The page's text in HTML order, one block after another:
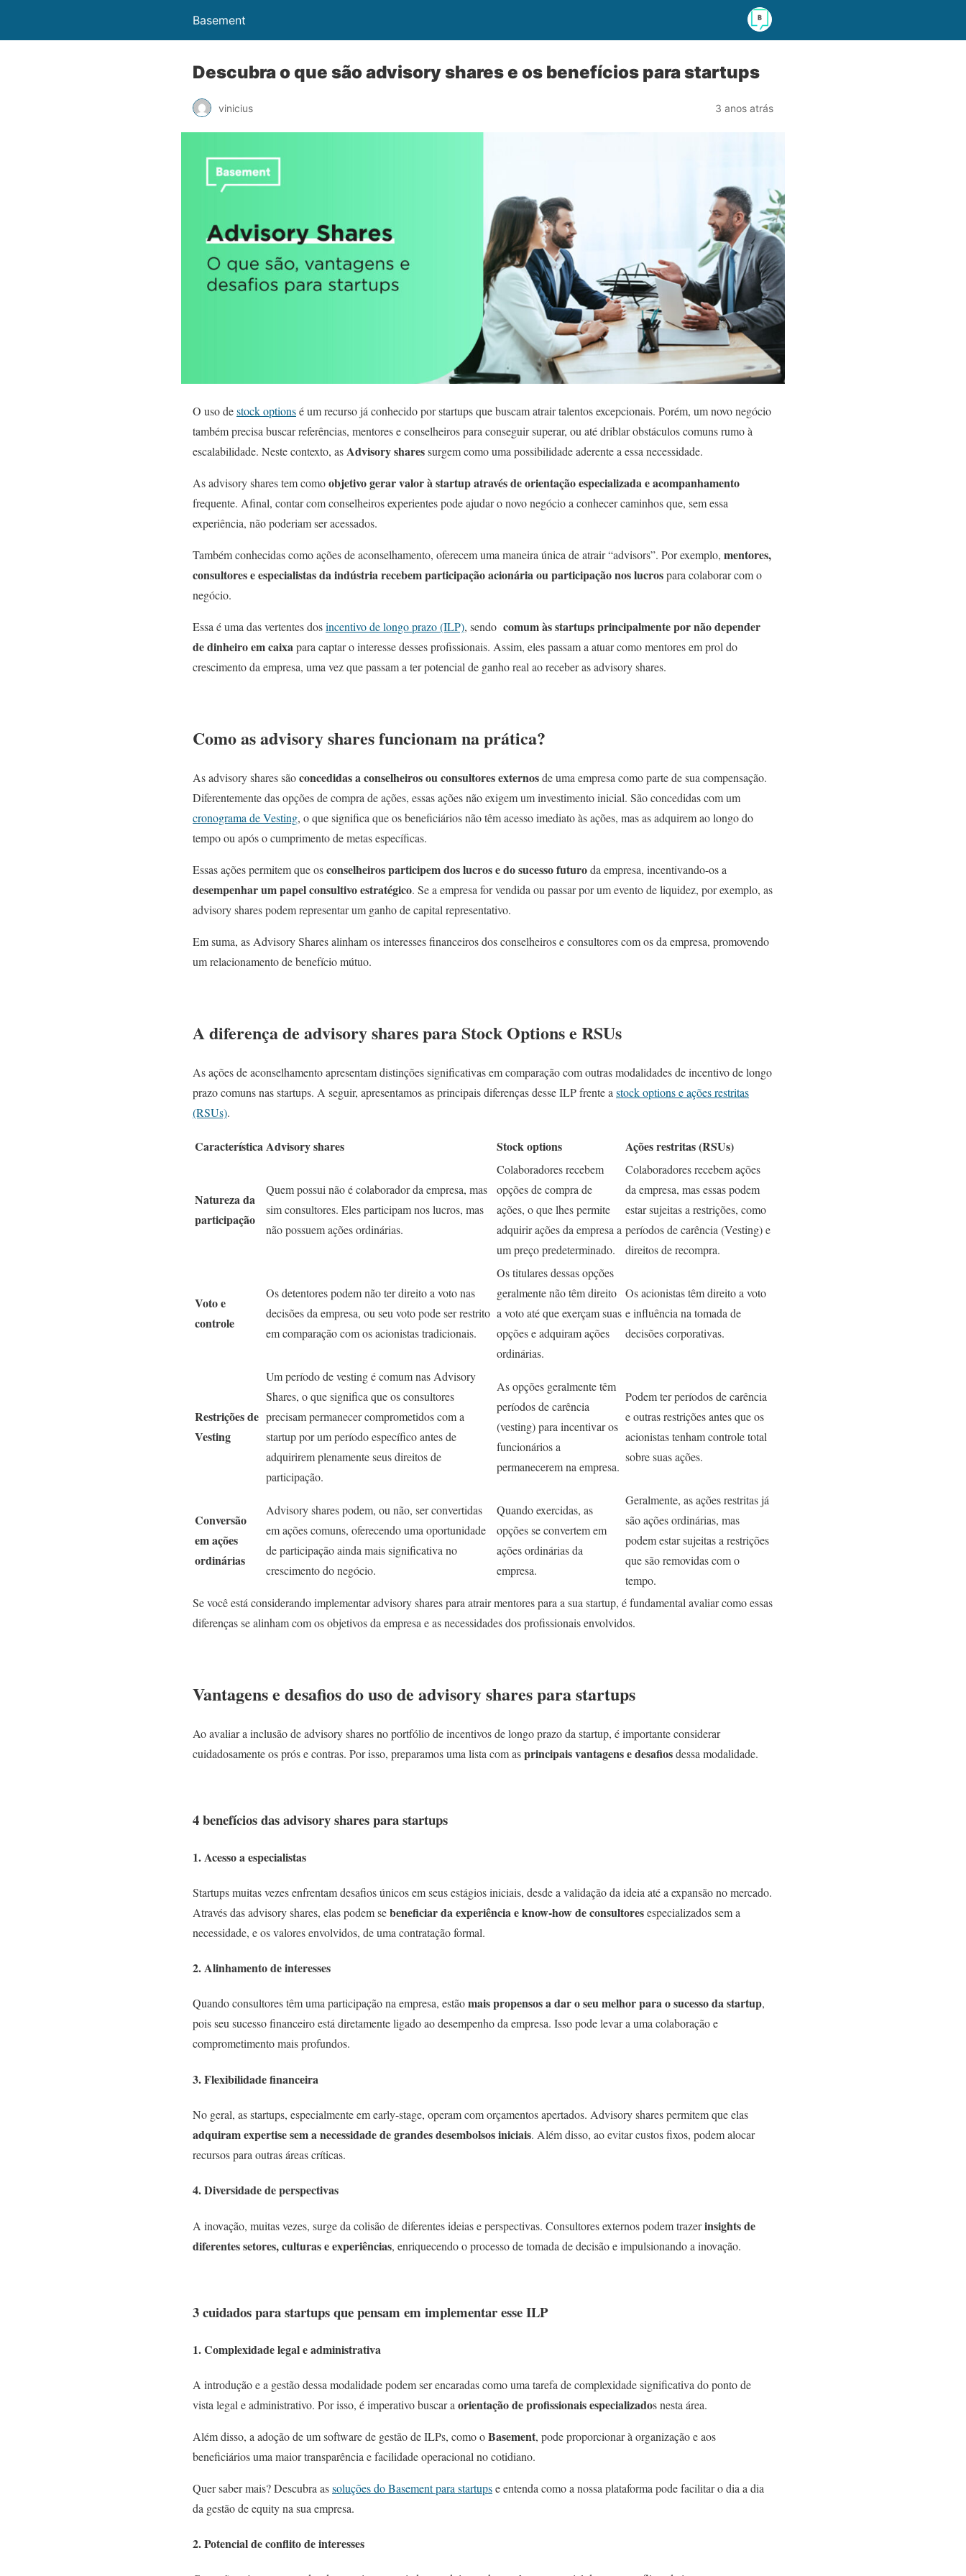
Basement
Descubra o que são advisory shares e os benefícios para startups
vinicius 3 anos atrás
O uso destock optionsé um recurso já conhecido por startups que buscam atrair talentos excepcionais. Porém, um novo negócio
também precisa buscar referências, mentores e conselheiros para conseguir superar, ou até driblar obstáculos comuns rumo à
escalabilidade. Neste contexto, asAdvisory sharessurgem como uma possibilidade aderente a essa necessidade.
As advisory shares tem comoobjetivo gerar valor à startup através de orientação especializada e acompanhamento
frequente. Afinal, contar com conselheiros experientes pode ajudar o novo negócio a conhecer caminhos que, sem essa
experiência, não poderiam ser acessados.
Também conhecidas como ações de aconselhamento, oferecem uma maneira única de atrair “advisors”. Por exemplo, mentores,
consultores e especialistas da indústria recebem participação acionária ou participação nos lucrospara colaborar com o
negócio.
Essa é uma das vertentes dosincentivo de longo prazo (ILP), sendo comum às startups principalmente por não depender
de dinheiro em caixapara captar o interesse desses profissionais. Assim, eles passam a atuar como mentores em prol do
crescimento da empresa, uma vez que passam a ter potencial de ganho real ao receber as advisory shares.
Como as advisory shares funcionam na prática?
As advisory shares sãoconcedidas a conselheiros ou consultores externosde uma empresa como parte de sua compensação.
Diferentemente das opções de compra de ações, essas ações não exigem um investimento inicial. São concedidas com um
cronograma de Vesting, o que significa que os beneficiários não têm acesso imediato às ações, mas as adquirem ao longo do
tempo ou após o cumprimento de metas específicas.
Essas ações permitem que osconselheiros participem dos lucros e do sucesso futuroda empresa, incentivando-os a
desempenhar um papel consultivo estratégico. Se a empresa for vendida ou passar por um evento de liquidez, por exemplo, as
advisory shares podem representar um ganho de capital representativo.
Em suma, as Advisory Shares alinham os interesses financeiros dos conselheiros e consultores com os da empresa, promovendo
um relacionamento de benefício mútuo.
A diferença de advisory shares para Stock Options e RSUs
As ações de aconselhamento apresentam distinções significativas em comparação com outras modalidades de incentivo de longo
prazo comuns nas startups. A seguir, apresentamos as principais diferenças desse ILP frente a stock options e ações restritas
(RSUs).
CaracterísticaAdvisory shares Stock options Ações restritas (RSUs)
Natureza da
participação
Quem possui não é colaborador da empresa, mas
sim consultores. Eles participam nos lucros, mas
não possuem ações ordinárias.
Colaboradores recebem
opções de compra de
ações, o que lhes permite
adquirir ações da empresa a
um preço predeterminado.
Colaboradores recebem ações
da empresa, mas essas podem
estar sujeitas a restrições, como
períodos de carência (Vesting) e
direitos de recompra.
Voto e
controle
Os detentores podem não ter direito a voto nas
decisões da empresa, ou seu voto pode ser restrito
em comparação com os acionistas tradicionais.
Os titulares dessas opções
geralmente não têm direito
a voto até que exerçam suas
opções e adquiram ações
ordinárias.
Os acionistas têm direito a voto
e influência na tomada de
decisões corporativas.
Restrições de
Vesting
Um período de vesting é comum nas Advisory
Shares, o que significa que os consultores
precisam permanecer comprometidos com a
startup por um período específico antes de
adquirirem plenamente seus direitos de
participação.
As opções geralmente têm
períodos de carência
(vesting) para incentivar os
funcionários a
permanecerem na empresa.
Podem ter períodos de carência
e outras restrições antes que os
acionistas tenham controle total
sobre suas ações.
Conversão
em ações
ordinárias
Advisory shares podem, ou não, ser convertidas
em ações comuns, oferecendo uma oportunidade
de participação ainda mais significativa no
crescimento do negócio.
Quando exercidas, as
opções se convertem em
ações ordinárias da
empresa.
Geralmente, as ações restritas já
são ações ordinárias, mas
podem estar sujeitas a restrições
que são removidas com o
tempo.
Se você está considerando implementar advisory shares para atrair mentores para a sua startup, é fundamental avaliar como essas
diferenças se alinham com os objetivos da empresa e as necessidades dos profissionais envolvidos.
Vantagens e desafios do uso de advisory shares para startups
Ao avaliar a inclusão de advisory shares no portfólio de incentivos de longo prazo da startup, é importante considerar
cuidadosamente os prós e contras. Por isso, preparamos uma lista com asprincipais vantagens e desafiosdessa modalidade.
4 benefícios das advisory shares para startups
1. Acesso a especialistas
Startups muitas vezes enfrentam desafios únicos em seus estágios iniciais, desde a validação da ideia até a expansão no mercado.
Através das advisory shares, elas podem sebeneficiar da experiência e know-how de consultoresespecializados sem a
necessidade, e os valores envolvidos, de uma contratação formal.
2. Alinhamento de interesses
Quando consultores têm uma participação na empresa, estãomais propensos a dar o seu melhor para o sucesso da startup,
pois seu sucesso financeiro está diretamente ligado ao desempenho da empresa. Isso pode levar a uma colaboração e
comprometimento mais profundos.
3. Flexibilidade financeira
No geral, as startups, especialmente em early-stage, operam com orçamentos apertados. Advisory shares permitem que elas
adquiram expertise sem a necessidade de grandes desembolsos iniciais. Além disso, ao evitar custos fixos, podem alocar
recursos para outras áreas críticas.
4. Diversidade de perspectivas
A inovação, muitas vezes, surge da colisão de diferentes ideias e perspectivas. Consultores externos podem trazerinsights de
diferentes setores, culturas e experiências, enriquecendo o processo de tomada de decisão e impulsionando a inovação.
3 cuidados para startups que pensam em implementar esse ILP
1. Complexidade legal e administrativa
A introdução e a gestão dessa modalidade podem ser encaradas como uma tarefa de complexidade significativa do ponto de
vista legal e administrativo. Por isso, é imperativo buscar a orientação de profissionais especializados nesta área.
Além disso, a adoção de um software de gestão de ILPs, como oBasement, pode proporcionar à organização e aos
beneficiários uma maior transparência e facilidade operacional no cotidiano.
Quer saber mais? Descubra assoluções do Basement para startupse entenda como a nossa plataforma pode facilitar o dia a dia
da gestão de equity na sua empresa.
2. Potencial de conflito de interesses